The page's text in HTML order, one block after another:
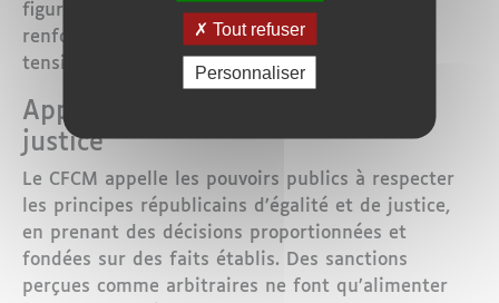
figures influentes. Une telle approche, loin de
renforcer la cohésion nationale, exacerbe les
tensions et nourrit les extrêmes.
Appel au discernement et à la
justice
Le CFCM appelle les pouvoirs publics à respecter
les principes républicains d’égalité et de justice,
en prenant des décisions proportionnées et
fondées sur des faits établis. Des sanctions
perçues comme arbitraires ne font qu’alimenter
Tout refuser
Personnaliser